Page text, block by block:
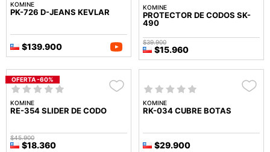
KOMINE
PK-726 D-JEANS KEVLAR
$139.900
KOMINE
PROTECTOR DE CODOS SK-
490
$15.960
$39.900
OFERTA -60%
KOMINE
RE-354 SLIDER DE CODO
$18.360
$45.900
KOMINE
RK-034 CUBRE BOTAS
$29.900